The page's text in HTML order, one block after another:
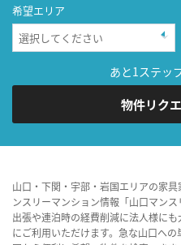
希望エリア
あと1ステッ
物件リク
山口・下関・宇部・岩国エリアの家
ンスリーマンション情報「山口マン
出張や連泊時の経費削減に法人様に
にご利用いただけます。急な山口へ